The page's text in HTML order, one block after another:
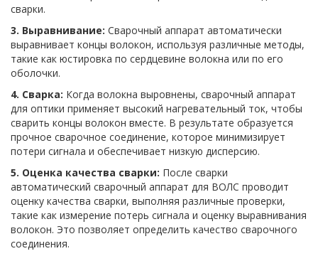
сварки.
3. Выравнивание: Сварочный аппарат автоматически
выравнивает концы волокон, используя различные методы,
такие как юстировка по сердцевине волокна или по его
оболочки.
4. Сварка: Когда волокна выровнены, сварочный аппарат
для оптики применяет высокий нагревательный ток, чтобы
сварить концы волокон вместе. В результате образуется
прочное сварочное соединение, которое минимизирует
потери сигнала и обеспечивает низкую дисперсию.
5. Оценка качества сварки: После сварки
автоматический сварочный аппарат для ВОЛС проводит
оценку качества сварки, выполняя различные проверки,
такие как измерение потерь сигнала и оценку выравнивания
волокон. Это позволяет определить качество сварочного
соединения.